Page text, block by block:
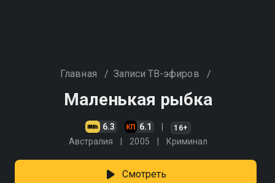
Главная / Записи ТВ-эфиров /
Маленькая рыбка
6.3 6.1 16+
Австралия 2005 Криминал
Смотреть